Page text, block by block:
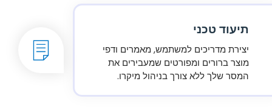
תיעוד טכני
יצירת מדריכים למשתמש, מאמרים ודפי
מוצר ברורים ומפורטים שמעבירים את
המסר שלך ללא צורך בניהול מיקרו.